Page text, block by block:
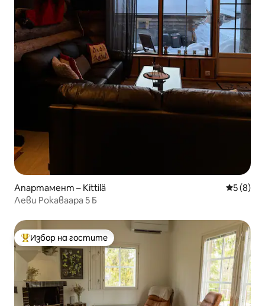
Апартамент – Kittilä Средна
5 (8)
Леви Рокаваара 5 Б
Най-популярен избор на гостите
Избор на гостите